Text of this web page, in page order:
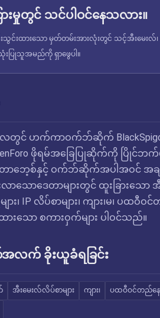
းမှုတွင် သင်ပါဝင်နေသလား။
င်းသွင်းထားသော မှတ်တမ်းအားလုံးတွင် သင့်အီးမေးလ်၊
ပြုသူအမည်ကို ရှာဖွေပါ။
လတွင် ဟက်ကာဝက်ဘ်ဆိုက်
ဖိုရမ်အခြေပြုဆိုက်ကို ပ
ာဘေ့စ်နှင့် ဝက်ဘ်ဆိုက်အပါအဝင် အချ
ာသောဒေတာများတွင် ထူးခြားသော
IP လိပ်စာများ၊ ကျား၊မ၊ ပထဝီဝင်
းသော စကားဝှက်များ ပါဝင်သည်။
လက် ခိုးယူခံရခြင်း
အီးမေးလ်လိပ်စာများ ကျား၊ ပထဝီဝင်တည်နေရ